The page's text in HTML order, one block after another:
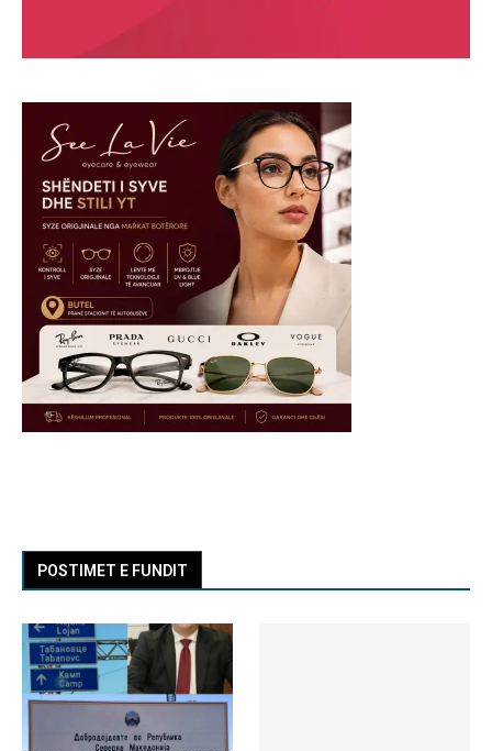
POSTIMET E FUNDIT